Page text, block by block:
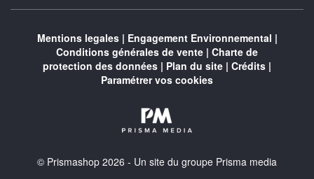
Mentions legales| Engagement Environnemental |
Conditions générales de vente | Charte de
protection des données | Plan du site | Crédits |
Paramétrer vos cookies
© Prismashop 2026 - Un site du groupe Prisma media